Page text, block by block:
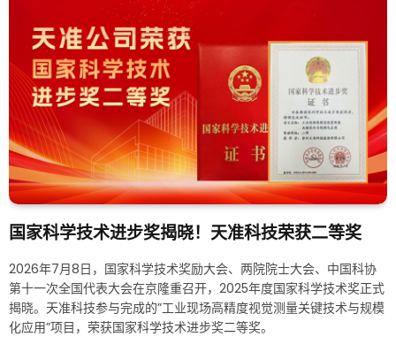
国家科学技术进步奖揭晓！天准科技荣获二等奖
2026年7月8日，国家科学技术奖励大会、两院院士大会、中国科协
第十一次全国代表大会在京隆重召开，2025年度国家科学技术奖正式
揭晓。天准科技参与完成的”工业现场高精度视觉测量关键技术与规模
化应用”项目，荣获国家科学技术进步奖二等奖。